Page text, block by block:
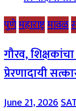
पुणेमहाराष्ट्रमावळ
गौरव, शिक्षकांचा
प्रेरणादायी
June 21, 2026